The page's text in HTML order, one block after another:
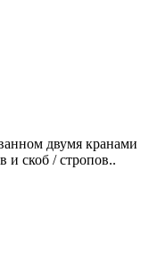
двумя кранами
и скоб / стропов..